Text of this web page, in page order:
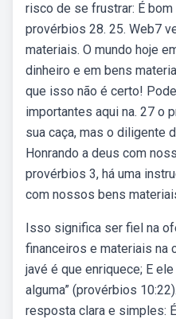
risco de se frustrar: É
provérbios 28. 25. Web7
materiais. O mundo hoje
dinheiro e em bens
que isso não é certo!
importantes aqui na. 27 o
sua caça, mas o diligente
Honrando a deus com
provérbios 3, há uma
com nossos bens
Isso significa ser fiel na
financeiros e materiais na
javé é que enriquece; E
alguma” (provérbios
resposta clara e simples: